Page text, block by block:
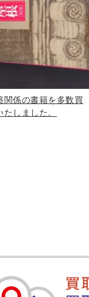
・スポーツ
転車・サイクリング
格検定・辞書辞典
務員・教員採用試験
語学辞典・辞典
語洋書
関係の書籍を多数買
たしました。